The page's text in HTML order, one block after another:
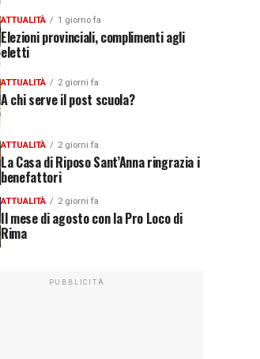
ATTUALITÀ 1 giorno fa
Elezioni provinciali, complimenti agli
eletti
ATTUALITÀ 2 giorni fa
A chi serve il post scuola?
ATTUALITÀ 2 giorni fa
La Casa di Riposo Sant’Anna ringrazia i
benefattori
ATTUALITÀ 2 giorni fa
Il mese di agosto con la Pro Loco di
Rima
PUBBLICITÀ